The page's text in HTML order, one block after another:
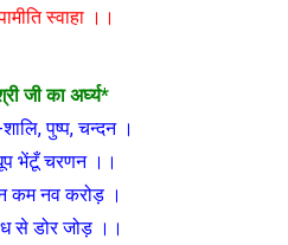
स्वाहा ।।
जी का अर्घ्य*
पुष्प, चन्दन ।
भेंटूँ चरणन ।।
कम नव करोड़ ।
से डोर जोड़ ।।